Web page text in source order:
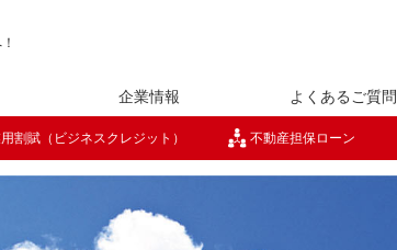
企業情報 よくあるご質問
割賦（ビジネスクレジット） 不動産担保ローン